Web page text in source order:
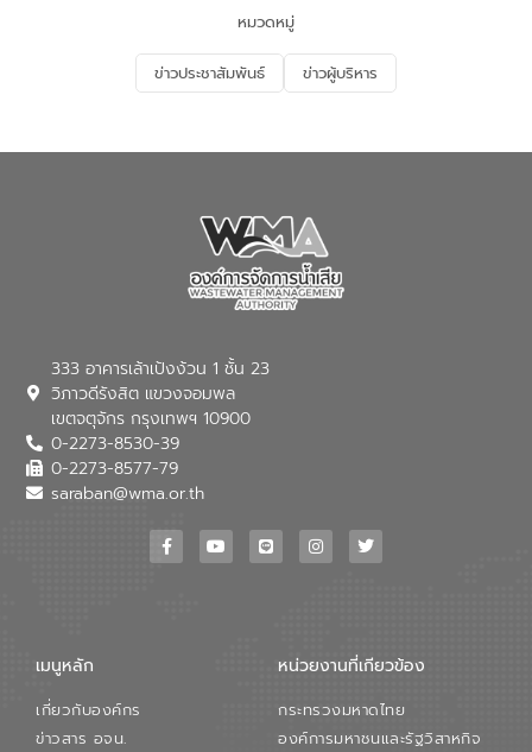
ด้านน้ำของประเทศ และเตรียมความพร้อม
รองรับการเติบโตของเมือง รวมถึงการ
ลงทุนในอุตสาหกรรมแห่งอนาคต ตลอดจน
มุ่งตอบโจทย์ความท้าทายจากวิกฤตการ
ในครั้งนี้เป็นการดึงจุดแข็งและความ
(อจน.) มาผสานกับประสบการณ์และ
เทคโนโลยีโครงข่ายน้ำครบวงจรในพื้นที่ EEC
ของอีสท์ วอเตอร์ เพื่อร่วมกันศึกษา
เทคโนโลยีการปรับปรุงคุณภาพน้ำ (Water
Reuse) และพัฒนารูปแบบการดำเนินงาน
ใช้น้ำที่พุ่งสูงขึ้นจากการขยายตัวของ
การองค์การจัดการน้ำเสีย กล่าวถึงภารกิจ
เพื่อสนับสนุนการพัฒนาเมืองอย่างยั่งยืน
ขณะที่ นายบดินทร์ อุดล กรรมการผู้อำนวย
สมดุลทางเศรษฐกิจและสิ่งแวดล้อมได้อย่าง
ภาคเอกชนในครั้งนี้ นับเป็นก้าวสำคัญของ
องค์การจัดการน้ำเสีย (อจน.) ในการร่วมวาง
หมวดหมู่
ข่าวประชาสัมพันธ์ ข่าวผู้บริหาร
333 อาคารเล้าเป้งง้วน 1 ชั้น 23
วิภาวดีรังสิต แขวงจอมพล
เขตจตุจักร กรุงเทพฯ 10900
0-2273-8530-39
0-2273-8577-79
saraban@wma.or.th
เมนูหลัก
เกี่ยวกับองค์กร
ข่าวสาร อจน.
หน่วยงานที่เกียวข้อง
กระทรวงมหาดไทย
องค์การมหาชนและรัฐวิสาหกิจ